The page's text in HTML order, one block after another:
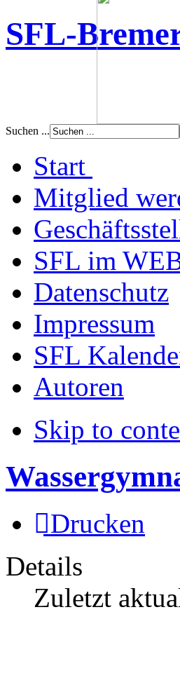
SFL-
Suchen ...
Start
Mitglied
SFL im
Datenschutz
Impressum
SFL
Autoren
Skip to
Drucken
Details
Zuletzt